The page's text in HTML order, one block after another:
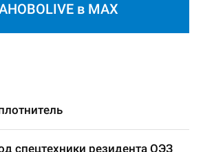
в MAX
спецтехники резидента ОЭЗ